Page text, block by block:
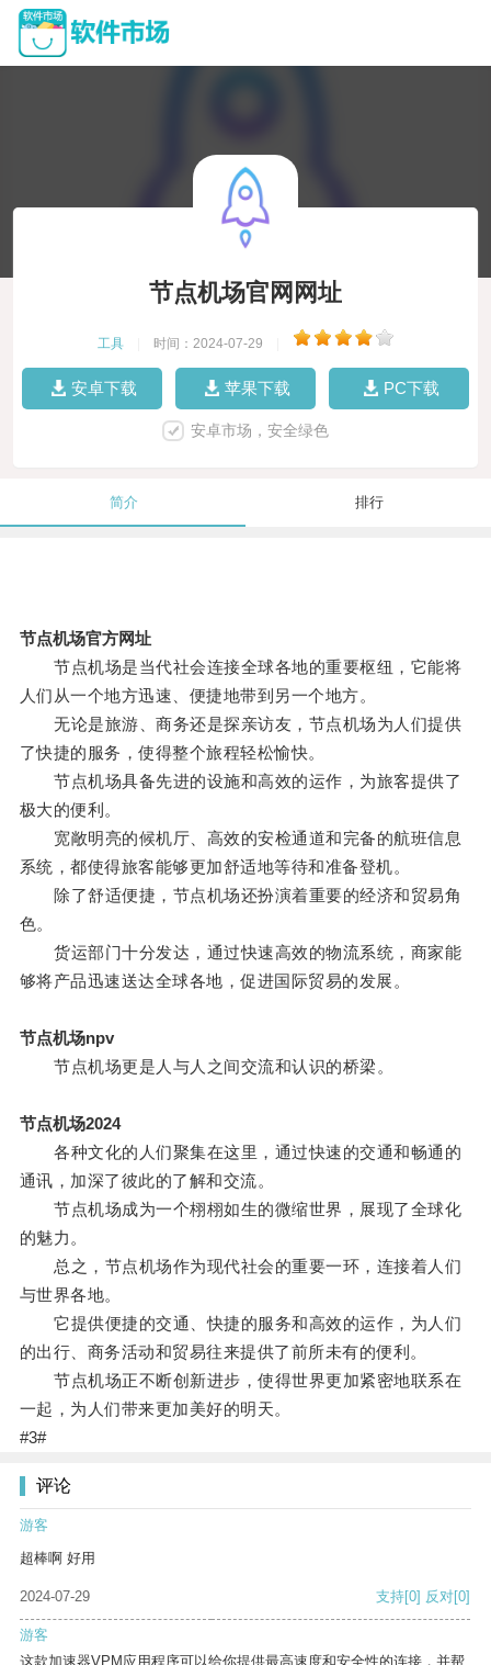
节点机场官网网址
工具 时间：2024-07-29
安卓下载 苹果下载 PC下载
安卓市场，安全绿色
简介 排行
节点机场官方网址
节点机场是当代社会连接全球各地的重要枢纽，它能将
人们从一个地方迅速、便捷地带到另一个地方。
无论是旅游、商务还是探亲访友，节点机场为人们提供
了快捷的服务，使得整个旅程轻松愉快。
节点机场具备先进的设施和高效的运作，为旅客提供了
极大的便利。
宽敞明亮的候机厅、高效的安检通道和完备的航班信息
系统，都使得旅客能够更加舒适地等待和准备登机。
除了舒适便捷，节点机场还扮演着重要的经济和贸易角
色。
货运部门十分发达，通过快速高效的物流系统，商家能
够将产品迅速送达全球各地，促进国际贸易的发展。
节点机场npv
节点机场更是人与人之间交流和认识的桥梁。
节点机场2024
各种文化的人们聚集在这里，通过快速的交通和畅通的
通讯，加深了彼此的了解和交流。
节点机场成为一个栩栩如生的微缩世界，展现了全球化
的魅力。
总之，节点机场作为现代社会的重要一环，连接着人们
与世界各地。
它提供便捷的交通、快捷的服务和高效的运作，为人们
的出行、商务活动和贸易往来提供了前所未有的便利。
节点机场正不断创新进步，使得世界更加紧密地联系在
一起，为人们带来更加美好的明天。
#3#
评论
游客
超棒啊 好用
2024-07-29 支持[0] 反对[0]
游客
这款加速器VPM应用程序可以给你提供最高速度和安全性的连接，并帮